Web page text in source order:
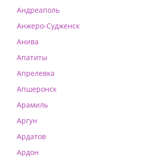
Андреаполь
Анжеро-Судженск
Анива
Апатиты
Апрелевка
Апшеронск
Арамиль
Аргун
Ардатов
Ардон